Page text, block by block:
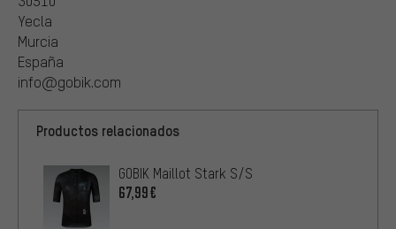
Yecla
Murcia
España
info@gobik.com
Productos relacionados
GOBIK Maillot Stark S/S
67,99€